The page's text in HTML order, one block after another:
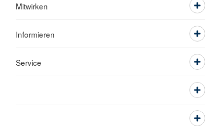
Mitwirken
Informieren
Service